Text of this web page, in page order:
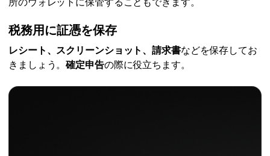
税務用に証憑を保存
レシート、スクリーンショット、請求書などを保存してお
きましょう。確定申告の際に役立ちます。